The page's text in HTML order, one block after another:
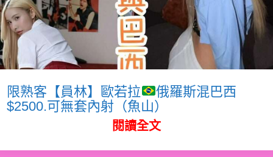
限熟客【員林】歐若拉
俄羅斯混巴西
$2500.可無套內射（魚山）
閱讀全文